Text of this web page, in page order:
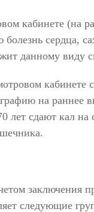
кабинете (на
сердца,
данному виду
кабинете
на раннее
сдают кал на
заключения
следующие